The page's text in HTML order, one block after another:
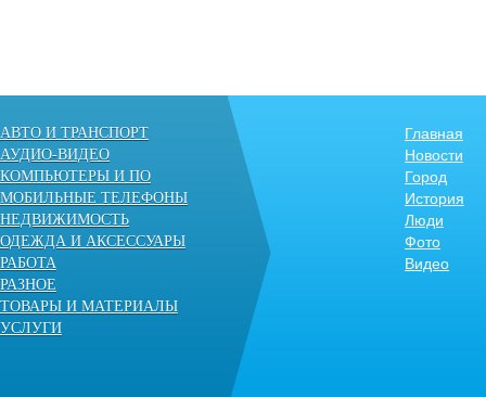
АВТО И ТРАНСПОРТ
АУДИО-ВИДЕО
КОМПЬЮТЕРЫ И ПО
МОБИЛЬНЫЕ ТЕЛЕФОНЫ
НЕДВИЖИМОСТЬ
ОДЕЖДА И АКСЕССУАРЫ
РАБОТА
РАЗНОЕ
ТОВАРЫ И МАТЕРИАЛЫ
УСЛУГИ
Главная
Новости
Город
История
Люди
Фото
Видео